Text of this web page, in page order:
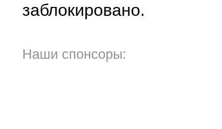
заблокировано.
Наши спонсоры: